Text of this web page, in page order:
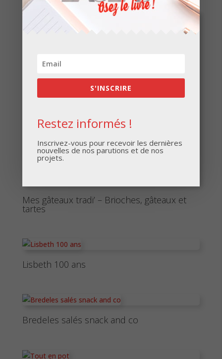
Mes gâteaux tradi’ – Brioches, gâteaux et
tartes
Lisbeth 100 ans
Bredeles salés snack and co
S'INSCRIRE
Restez informés !
Inscrivez-vous pour recevoir les dernières
nouvelles de nos parutions et de nos
projets.